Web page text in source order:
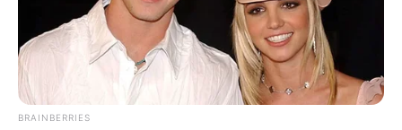
18.079.935/0001-70
FBO Negócios de Treinamento e Marketing Digital
BRAINBERRIES